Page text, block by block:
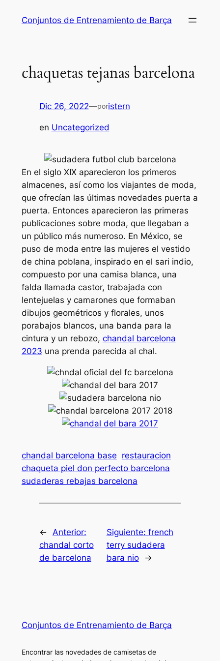
Conjuntos de Entrenamiento de Barça
chaquetas tejanas barcelona
Dic 26, 2022—poristern
en Uncategorized
En el siglo XIX aparecieron los primeros
almacenes, así como los viajantes de moda,
que ofrecían las últimas novedades puerta a
puerta. Entonces aparecieron las primeras
publicaciones sobre moda, que llegaban a
un público más numeroso. En México, se
puso de moda entre las mujeres el vestido
de china poblana, inspirado en el sari indio,
compuesto por una camisa blanca, una
falda llamada castor, trabajada con
lentejuelas y camarones que formaban
dibujos geométricos y florales, unos
porabajos blancos, una banda para la
cintura y un rebozo, chandal barcelona
2023 una prenda parecida al chal.
chandal barcelona base restauracion
chaqueta piel don perfecto barcelona
sudaderas rebajas barcelona
←
Anterior:
chandal corto
de barcelona
Siguiente: french
terry sudadera
bara nio
→
Conjuntos de Entrenamiento de Barça
Encontrar las novedades de camisetas de